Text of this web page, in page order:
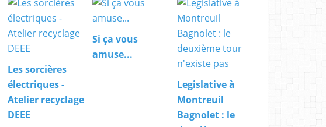
Les sorcières
électriques -
Atelier recyclage
DEEE
Si ça vous
amuse...
Legislative à
Montreuil
Bagnolet : le